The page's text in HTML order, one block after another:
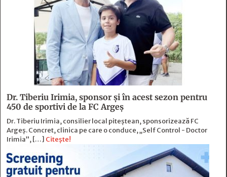
Dr. Tiberiu Irimia, sponsor şi în acest sezon pentru
450 de sportivi de la FC Argeş
Dr. Tiberiu Irimia, consilier local piteștean, sponsorizează FC
Argeș. Concret, clinica pe care o conduce, „Self Control - Doctor
Irimia”, […] Citește!